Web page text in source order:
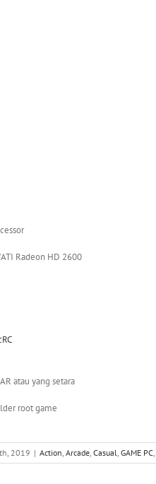
Radeon HD 2600
atau yang setara
root game
2019 | Action, Arcade, Casual, GAME PC,